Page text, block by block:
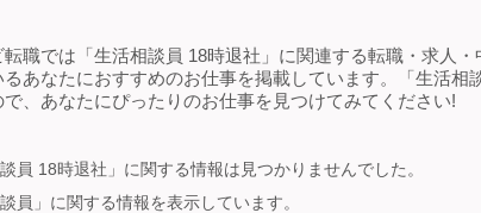
転職では「生活相談員 18時退社」に関連する転職・求人
あなたにおすすめのお仕事を掲載しています。「生活
で、あなたにぴったりのお仕事を見つけてみてください!
談員 18時退社」に関する情報は見つかりませんでした。
談員」に関する情報を表示しています。